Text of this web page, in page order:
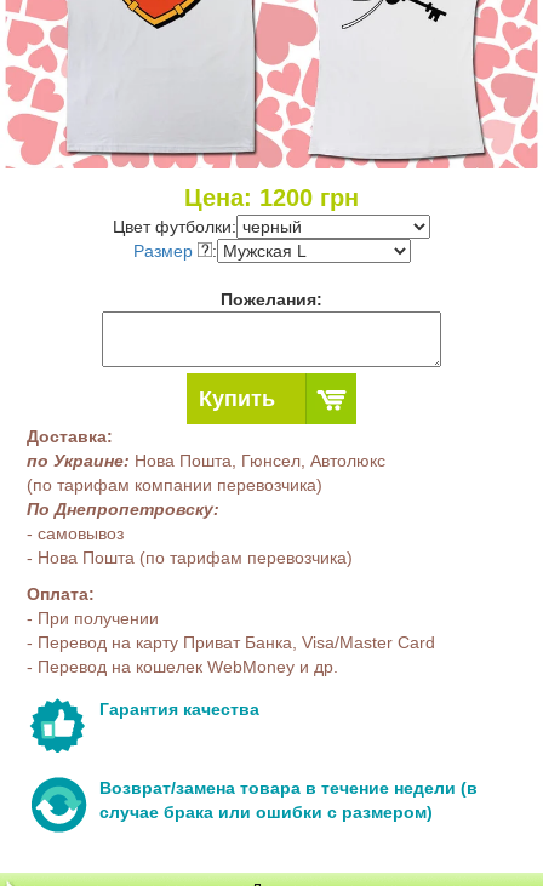
Цена: 1200 грн
Цвет футболки:
Размер
:
Пожелания:
Купить
Доставка:
по Украине: Нова Пошта, Гюнсел, Автолюкс
(по тарифам компании перевозчика)
По Днепропетровску:
- самовывоз
- Нова Пошта (по тарифам перевозчика)
Оплата:
- При получении
- Перевод на карту Приват Банка, Visa/Master Card
- Перевод на кошелек WebMoney и др.
Гарантия качества
Возврат/замена товара в течение недели (в
случае брака или ошибки с размером)